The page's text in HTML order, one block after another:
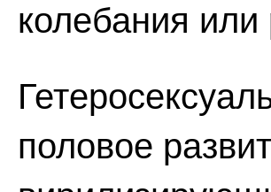
колебания или
половое